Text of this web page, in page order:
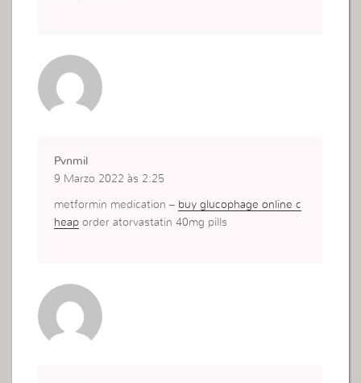
Pvnmil
9 Marzo 2022 às 2:25
metformin medication – buy glucophage online c
heap order atorvastatin 40mg pills